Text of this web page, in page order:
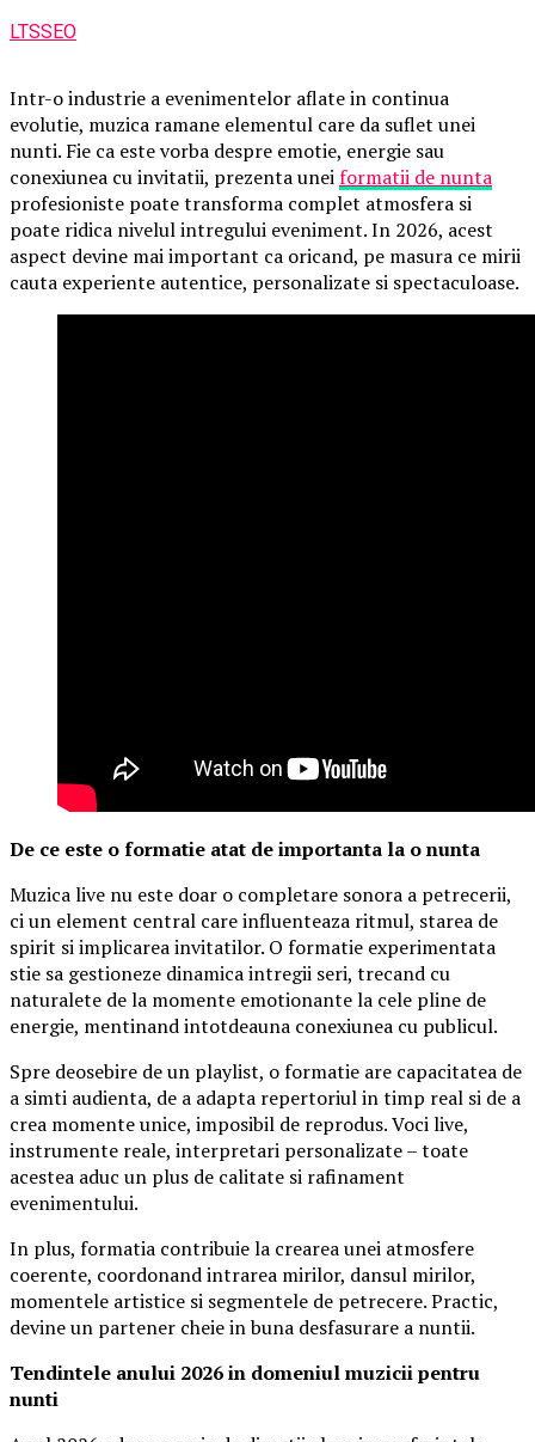
LTSSEO
Intr-o industrie a evenimentelor aflate in continua
evolutie, muzica ramane elementul care da suflet unei
nunti. Fie ca este vorba despre emotie, energie sau
conexiunea cu invitatii, prezenta uneiformatii de nunta
profesioniste poate transforma complet atmosfera si
poate ridica nivelul intregului eveniment. In 2026, acest
aspect devine mai important ca oricand, pe masura ce mirii
cauta experiente autentice, personalizate si spectaculoase.
De ce este o formatie atat de importanta la o nunta
Muzica live nu este doar o completare sonora a petrecerii,
ci un element central care influenteaza ritmul, starea de
spirit si implicarea invitatilor. O formatie experimentata
stie sa gestioneze dinamica intregii seri, trecand cu
naturalete de la momente emotionante la cele pline de
energie, mentinand intotdeauna conexiunea cu publicul.
Spre deosebire de un playlist, o formatie are capacitatea de
a simti audienta, de a adapta repertoriul in timp real si de a
crea momente unice, imposibil de reprodus. Voci live,
instrumente reale, interpretari personalizate – toate
acestea aduc un plus de calitate si rafinament
evenimentului.
In plus, formatia contribuie la crearea unei atmosfere
coerente, coordonand intrarea mirilor, dansul mirilor,
momentele artistice si segmentele de petrecere. Practic,
devine un partener cheie in buna desfasurare a nuntii.
Tendintele anului 2026 in domeniul muzicii pentru
nunti